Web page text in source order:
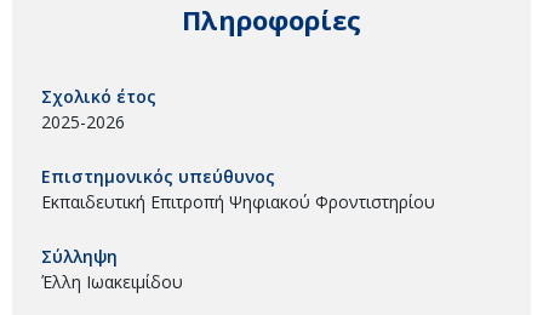
Πληροφορίες
Σχολικό έτος
2025-2026
Επιστημονικός υπεύθυνος
Εκπαιδευτική Επιτροπή Ψηφιακού Φροντιστηρίου
Σύλληψη
Έλλη Ιωακειμίδου